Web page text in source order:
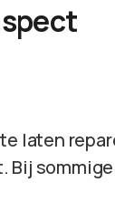
laten
Bij